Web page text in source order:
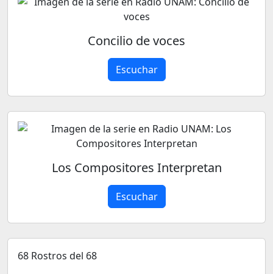
Concilio de voces
Escuchar
Los Compositores Interpretan
Escuchar
68 Rostros del 68